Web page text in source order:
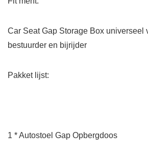
Car Seat Gap Storage Box universeel
bestuurder en bijrijder
Pakket lijst:
1 * Autostoel Gap Opbergdoos